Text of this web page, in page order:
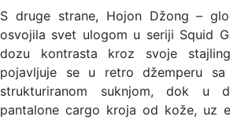
S druge strane, Hojon Džong –
osvojila svet ulogom u seriji Squid
dozu kontrasta kroz svoje
pojavljuje se u retro džemperu
strukturiranom suknjom, dok u
pantalone cargo kroja od kože, uz